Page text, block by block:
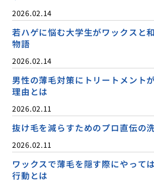
2026.02.14
若ハゲに悩む大学生がワックスと
物語
2026.02.14
男性の薄毛対策にトリートメント
理由とは
2026.02.11
抜け毛を減らすためのプロ直伝の
2026.02.11
ワックスで薄毛を隠す際にやって
行動とは